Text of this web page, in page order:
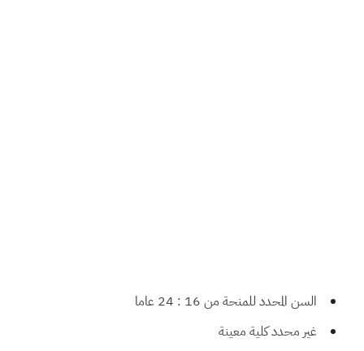
السن المحدد للمنحة من 16 : 24 عاما
غير محدد كلية معينة